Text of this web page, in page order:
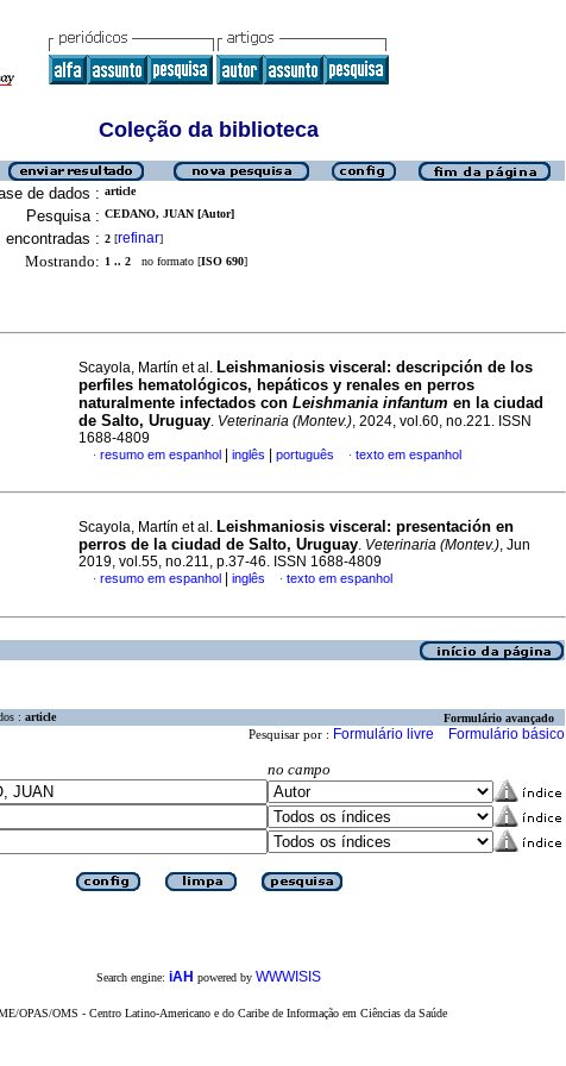
Coleção da biblioteca
de dados : article
Pesquisa : CEDANO, JUAN [Autor]
encontradas : 2 [refinar]
Mostrando: 1 .. 2 no formato [ISO 690]
Scayola, Martín et al. Leishmaniosis visceral: descripción de los
perfiles hematológicos, hepáticos y renales en perros
naturalmente infectados con Leishmania infantum en la ciudad
de Salto, Uruguay. Veterinaria (Montev.), 2024, vol.60, no.221. ISSN
1688-4809
· resumo em espanhol inglês português · texto em espanhol
Scayola, Martín et al. Leishmaniosis visceral: presentación en
perros de la ciudad de Salto, Uruguay. Veterinaria (Montev.), Jun
2019, vol.55, no.211, p.37-46. ISSN 1688-4809
· resumo em espanhol inglês · texto em espanhol
: article Formulário avançado
Pesquisar por : Formulário livre Formulário básico
no campo
Search engine: iAH powered by WWWISIS
OPAS/OMS - Centro Latino-Americano e do Caribe de Informação em Ciências da Saúde